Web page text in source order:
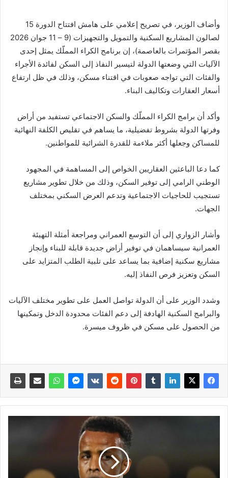
وأضاف الوزير، في تصريح إعلامي على هامش افتتاح الدورة 15
لصالون المشاريع السكنية والتمويل والتجهيزات (9 – 11 جوان 2026
بقصر المؤتمرات بالعاصمة)، إن برنامج الكراء المملّك يمثل إحدى
الآليات التي وضعتها الدولة لتيسير النفاذ إلى السكن لفائدة الأجراء
والفئات التي تواجه صعوبات في اقتناء مسكن، وذلك في ظل ارتفاع
أسعار العقارات وتكاليف البناء.
وأكد أن برامج الكراء المملّك والسكن الاجتماعي تستفيد من أراض
وفرتها الدولة بشروط تفضيلية، ما يساهم في تقليص الكلفة النهائية
للمساكن وجعلها أكثر ملاءمة للقدرة الشرائية للمواطنين.
كما دعا الباعثين العقاريين الخواص إلى المساهمة في المجهود
الوطني الرامي إلى توفير السكن، وذلك من خلال تطوير مشاريع
تستجيب للحاجيات الاجتماعية وتدعم العرض السكني بمختلف
الجهات.
وأشار الزواري إلى أن التوسع العمراني ومراجعة أمثلة التهيئة
العمرانية سيساهمان في توفير أراض جديدة قابلة للبناء وإنجاز
مشاريع سكنية إضافية بما يساعد على تلبية الطلب المتزايد على
السكن وتعزيز فرص النفاذ إليه.
وشدد الوزير على أن الدولة تواصل العمل على تطوير مختلف الآليات
والبرامج السكنية الهادفة إلى دعم الفئات محدودة الدخل وتمكينها
من الحصول على مسكن في ظروف ميسرة.